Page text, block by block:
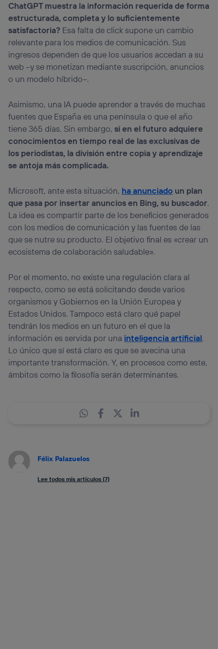
ChatGPT muestra la información requerida de forma
estructurada, completa y lo suficientemente
satisfactoria? Esa falta de click supone un cambio
relevante para los medios de comunicación. Sus
ingresos dependen de que los usuarios accedan a su
web –y se monetizan mediante suscripción, anuncios
o un modelo híbrido–.
Asimismo, una IA puede aprender a través de muchas
fuentes que España es una península o que el año
tiene 365 días. Sin embargo,si en el futuro adquiere
conocimientos en tiempo real de las exclusivas de
los periodistas, la división entre copia y aprendizaje
se antoja más complicada.
Microsoft, ante esta situación, ha anunciado un plan
que pasa por insertar anuncios en Bing, su buscador.
La idea es compartir parte de los beneficios generados
con los medios de comunicación y las fuentes de las
que se nutre su producto. El objetivo final es «crear un
ecosistema de colaboración saludable».
Por el momento, no existe una regulación clara al
respecto, como se está solicitando desde varios
organismos y Gobiernos en la Unión Europea y
Estados Unidos. Tampoco está claro qué papel
tendrán los medios en un futuro en el que la
información es servida por una inteligencia artificial.
Lo único que sí está claro es que se avecina una
importante transformación. Y, en procesos como este,
ámbitos como la filosofía serán determinantes.
Félix Palazuelos
Lee todos mis artículos (7)